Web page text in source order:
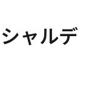
ャルデ